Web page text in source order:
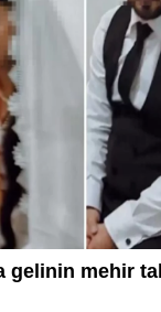
gelinin mehir